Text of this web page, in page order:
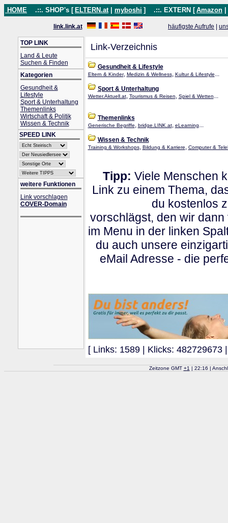
HOME .::. SHOP's [ ELTERN.at myboshi ] .::. EXTERN [ Amazon
link.link.at häufigste Aufrufe
TOP LINK
Land & Leute
Suchen & Finden
Kategorien
Gesundheit &
Lifestyle
Sport & Unterhaltung
Themenlinks
Wirtschaft & Politik
Wissen & Technik
SPEED LINK
weitere Funktionen
Link vorschlagen
COVER-Domain
Link-Verzeichnis
Gesundheit & Lifestyle
Eltern & Kinder, Medizin & Wellness, Kultur & Lifestyle...
Sport & Unterhaltung
Wetter.Aktuell.at, Tourismus & Reisen, Spiel & Wetten...
Themenlinks
Generische Begriffe, bridge.LINK.at, eLearning...
Wissen & Technik
Training & Workshops, Bildung & Karriere, Computer &
Tipp: Viele Menschen
Link zu einem Thema,
du kostenlos
vorschlägst, den wir
im Menu in der linken
du auch unsere
eMail Adresse - die
[ Links: 1589 | Klicks: 482729673
Zeitzone GMT +1 | 22:16 |